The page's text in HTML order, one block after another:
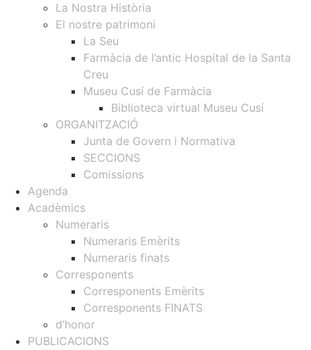
La Nostra Història
El nostre patrimoni
La Seu
Farmàcia de l’antic Hospital de la Santa
Creu
Museu Cusí de Farmàcia
Biblioteca virtual Museu Cusí
ORGANITZACIÓ
Junta de Govern i Normativa
SECCIONS
Comissions
Agenda
Acadèmics
Numeraris
Numeraris Emèrits
Numeraris finats
Corresponents
Corresponents Emèrits
Corresponents FINATS
d’honor
PUBLICACIONS